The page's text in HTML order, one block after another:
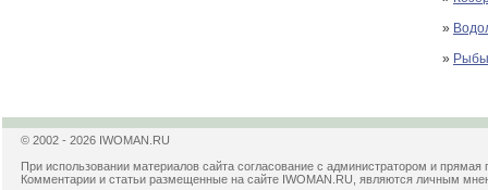
»
»
© 2002 - 2026 IWOMAN.RU
При использовании материалов сайта согласование с администратором и прямая
Комментарии и статьи размещенные на сайте IWOMAN.RU, являются личным